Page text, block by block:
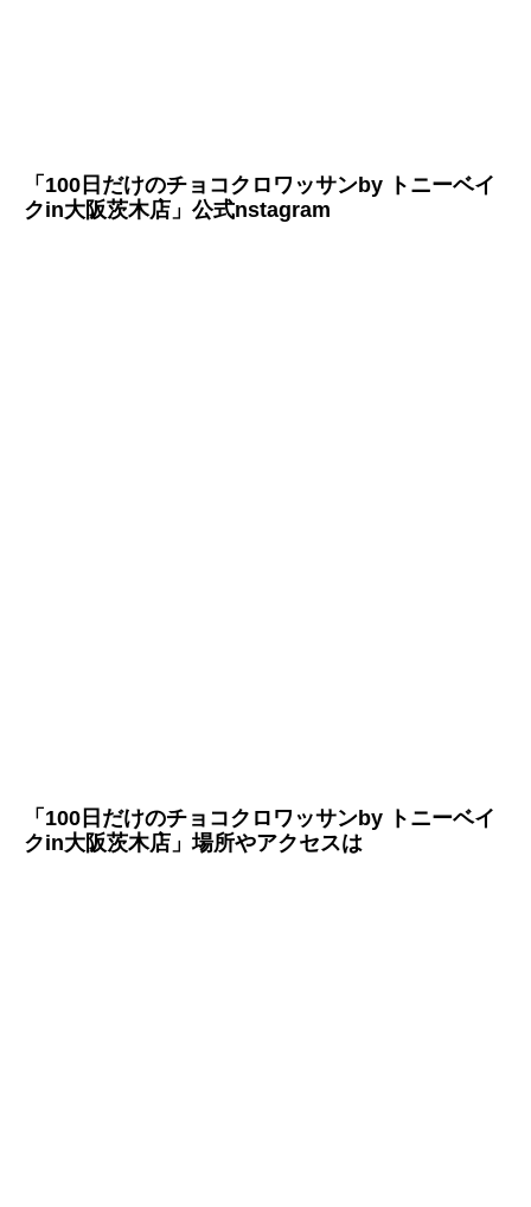
「100日だけのチョコクロワッサンby トニーベイ
クin大阪茨木店」公式nstagram
「100日だけのチョコクロワッサンby トニーベイ
クin大阪茨木店」場所やアクセスは